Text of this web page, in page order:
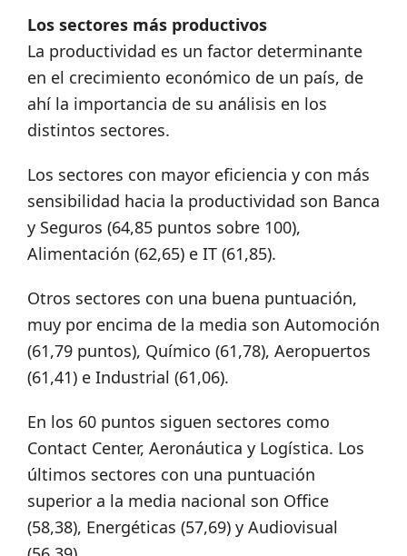
Los sectores más productivos
La productividad es un factor determinante
en el crecimiento económico de un país, de
ahí la importancia de su análisis en los
distintos sectores.
Los sectores con mayor eficiencia y con más
sensibilidad hacia la productividad son Banca
y Seguros (64,85 puntos sobre 100),
Alimentación (62,65) e IT (61,85).
Otros sectores con una buena puntuación,
muy por encima de la media son Automoción
(61,79 puntos), Químico (61,78), Aeropuertos
(61,41) e Industrial (61,06).
En los 60 puntos siguen sectores como
Contact Center, Aeronáutica y Logística. Los
últimos sectores con una puntuación
superior a la media nacional son Office
(58,38), Energéticas (57,69) y Audiovisual